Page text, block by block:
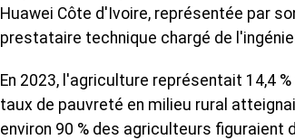
Huawei Côte d'Ivoire, représentée par
prestataire technique chargé de
En 2023, l'agriculture représentait 14,4
taux de pauvreté en milieu rural
environ 90 % des agriculteurs figuraient